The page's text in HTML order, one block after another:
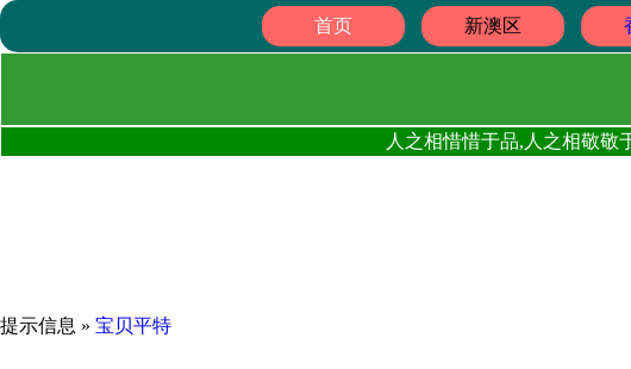
首页 新澳区
人之相惜惜于品,人之相敬敬
提示信息 » 宝贝平特